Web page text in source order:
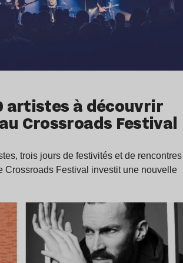
artistes à découvrir
Crossroads Festival
trois jours de festivités et de rencontres
Crossroads Festival investit une nouvelle